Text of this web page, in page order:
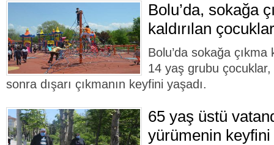
Bolu’da, sokağa
kaldırılan
Bolu’da sokağa çıkma
14 yaş grubu
sonra dışarı çıkmanın keyfini yaşadı.
65 yaş üstü
yürümenin keyfini